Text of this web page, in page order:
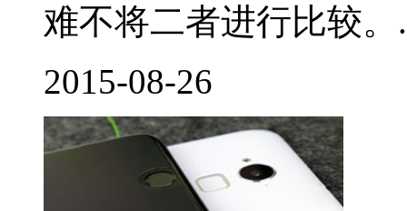
难不将二者进行比较。
2015-08-26